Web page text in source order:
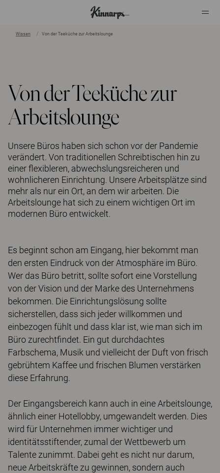
Wissen Von der Teeküche zur Arbeitslounge
Von der Teeküche zur
Arbeitslounge
Unsere Büros haben sich schon vor der Pandemie
verändert. Von traditionellen Schreibtischen hin zu
einer flexibleren, abwechslungsreicheren und
wohnlicheren Einrichtung. Unsere Arbeitsplätze sind
mehr als nur ein Ort, an dem wir arbeiten. Die
Arbeitslounge hat sich zu einem wichtigen Ort im
modernen Büro entwickelt.
Es beginnt schon am Eingang, hier bekommt man
den ersten Eindruck von der Atmosphäre im Büro.
Wer das Büro betritt, sollte sofort eine Vorstellung
von der Vision und der Marke des Unternehmens
bekommen. Die Einrichtungslösung sollte
sicherstellen, dass sich jeder willkommen und
einbezogen fühlt und dass klar ist, wie man sich im
Büro zurechtfindet. Ein gut durchdachtes
Farbschema, Musik und vielleicht der Duft von frisch
gebrühtem Kaffee und frischen Blumen verstärken
diese Erfahrung.
Der Eingangsbereich kann auch in eine Arbeitslounge,
ähnlich einer Hotellobby, umgewandelt werden. Dies
wird für Unternehmen immer wichtiger und
identitätsstiftender, zumal der Wettbewerb um
Talente zunimmt. Dabei geht es nicht nur darum,
neue Arbeitskräfte zu gewinnen, sondern auch